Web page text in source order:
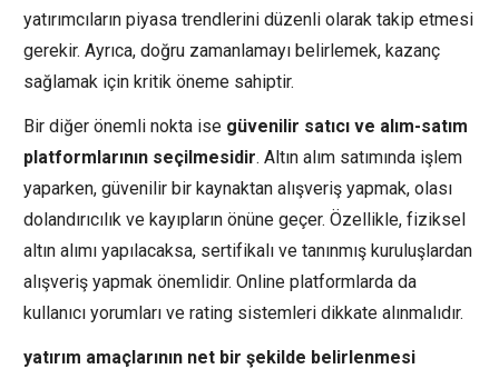
yatırımcıların piyasa trendlerini düzenli olarak takip etmesi
gerekir. Ayrıca, doğru zamanlamayı belirlemek, kazanç
sağlamak için kritik öneme sahiptir.
Bir diğer önemli nokta ise güvenilir satıcı ve alım-satım
platformlarının seçilmesidir. Altın alım satımında işlem
yaparken, güvenilir bir kaynaktan alışveriş yapmak, olası
dolandırıcılık ve kayıpların önüne geçer. Özellikle, fiziksel
altın alımı yapılacaksa, sertifikalı ve tanınmış kuruluşlardan
alışveriş yapmak önemlidir. Online platformlarda da
kullanıcı yorumları ve rating sistemleri dikkate alınmalıdır.
yatırım amaçlarının net bir şekilde belirlenmesi